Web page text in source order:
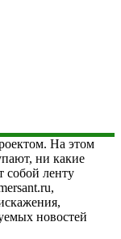
На этом
ни какие
собой ленту
новостей